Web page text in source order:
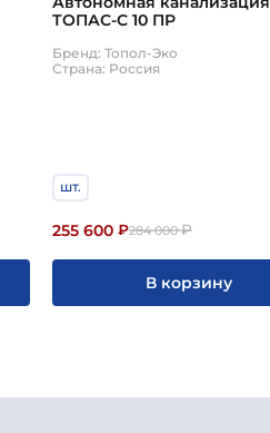
ТОПАС-С 10 ПР
Бренд: Топол-Эко
Страна: Россия
шт.
255 600 ₽284 000₽
В корзину